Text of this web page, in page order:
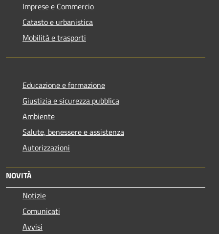
Imprese e Commercio
Catasto e urbanistica
Mobilità e trasporti
Educazione e formazione
Giustizia e sicurezza pubblica
Ambiente
Salute, benessere e assistenza
Autorizzazioni
NOVITÀ
Notizie
Comunicati
Avvisi